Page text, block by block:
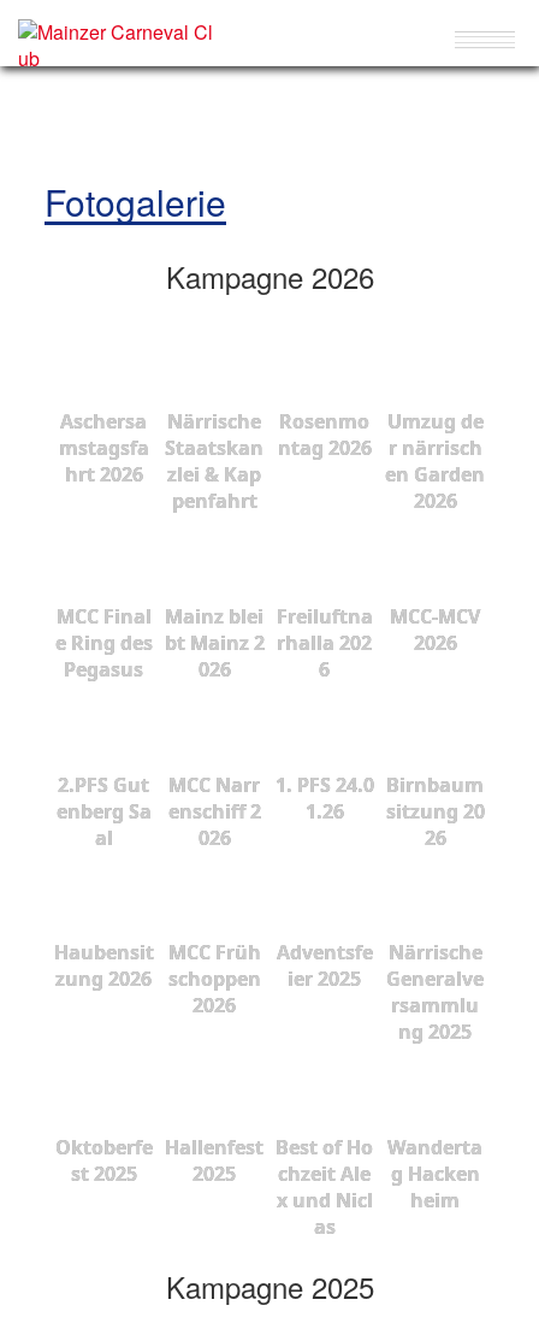
Fotogalerie
Kampagne 2026
Aschersa
mstagsfa
hrt 2026
Närrische
Staatskan
zlei & Kap
penfahrt
Rosenmo
ntag 2026
Umzug de
r närrisch
en Garden
2026
MCC Final
e Ring des
Pegasus
Mainz blei
bt Mainz 2
026
Freiluftna
rhalla 202
6
MCC-MCV
2026
2.PFS Gut
enberg Sa
al
MCC Narr
enschiff 2
026
1. PFS 24.0
1.26
Birnbaum
sitzung 20
26
Haubensit
zung 2026
MCC Früh
schoppen
2026
Adventsfe
ier 2025
Närrische
Generalve
rsammlu
ng 2025
Oktoberfe
st 2025
Hallenfest
2025
Best of Ho
chzeit Ale
x und Nicl
as
Wanderta
g Hacken
heim
Kampagne 2025